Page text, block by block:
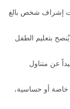
إشراف شخص بالغ
بتعليم الطفل
عن متناول
أو حساسية،